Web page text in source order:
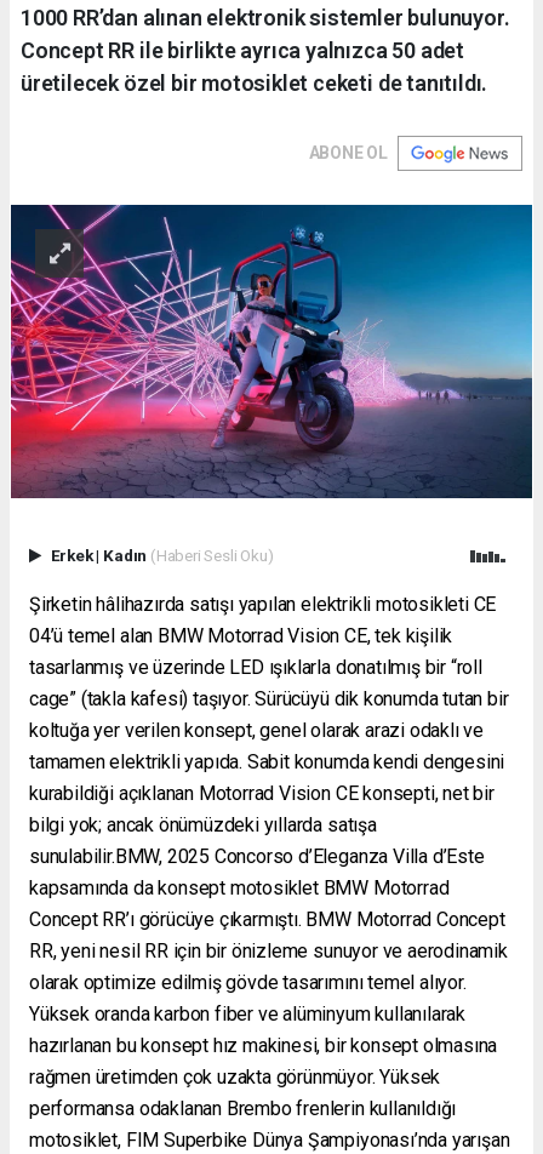
1000 RR’dan alınan elektronik sistemler bulunuyor.
Concept RR ile birlikte ayrıca yalnızca 50 adet
üretilecek özel bir motosiklet ceketi de tanıtıldı.
ABONE OL
Erkek| Kadın (Haberi Sesli Oku)
Şirketin hâlihazırda satışı yapılan elektrikli motosikleti CE
04’ü temel alan BMW Motorrad Vision CE, tek kişilik
tasarlanmış ve üzerinde LED ışıklarla donatılmış bir “roll
cage” (takla kafesi) taşıyor. Sürücüyü dik konumda tutan bir
koltuğa yer verilen konsept, genel olarak arazi odaklı ve
tamamen elektrikli yapıda. Sabit konumda kendi dengesini
kurabildiği açıklanan Motorrad Vision CE konsepti, net bir
bilgi yok; ancak önümüzdeki yıllarda satışa
sunulabilir.BMW, 2025 Concorso d’Eleganza Villa d’Este
kapsamında da konsept motosiklet BMW Motorrad
Concept RR’ı görücüye çıkarmıştı. BMW Motorrad Concept
RR, yeni nesil RR için bir önizleme sunuyor ve aerodinamik
olarak optimize edilmiş gövde tasarımını temel alıyor.
Yüksek oranda karbon fiber ve alüminyum kullanılarak
hazırlanan bu konsept hız makinesi, bir konsept olmasına
rağmen üretimden çok uzakta görünmüyor. Yüksek
performansa odaklanan Brembo frenlerin kullanıldığı
motosiklet, FIM Superbike Dünya Şampiyonası’nda yarışan